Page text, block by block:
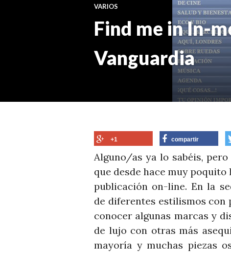
VARIOS
Find me in In-
Vanguardia
+1 compartir
Alguno/as ya lo sabéis,
que desde hace muy poquito
publicación on-line. En la
de diferentes estilismos con
conocer algunas marcas y
de lujo con otras más
mayoría y muchas piezas